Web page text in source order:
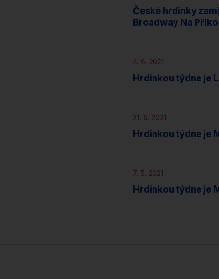
České hrdinky
Broadway Na
4. 6. 2021
Hrdinkou týdne je
21. 5. 2021
Hrdinkou týdne je
7. 5. 2021
Hrdinkou týdne je